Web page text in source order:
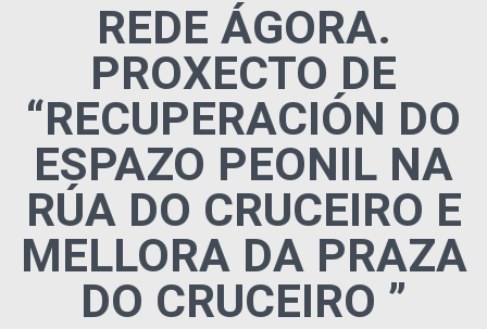
REDE ÁGORA.
PROXECTO DE
“RECUPERACIÓN DO
ESPAZO PEONIL NA
RÚA DO CRUCEIRO E
MELLORA DA PRAZA
DO CRUCEIRO ”